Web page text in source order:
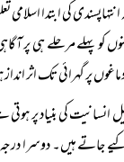
کی ابتدا اسلامی
مرحلے ہی پر آگاہی
پر گہرائی تک اثر
کی بنیاد پر
جاتے ہیں۔ دوسرا